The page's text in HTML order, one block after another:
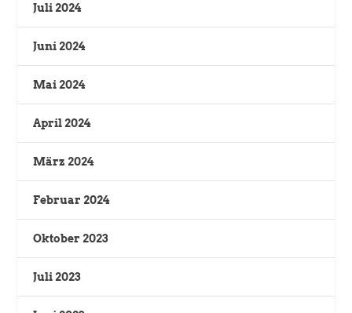
Juli 2024
Juni 2024
Mai 2024
April 2024
März 2024
Februar 2024
Oktober 2023
Juli 2023